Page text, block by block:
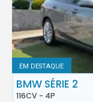
EM DESTAQUE
BMW SÉRIE 2
116CV - 4P